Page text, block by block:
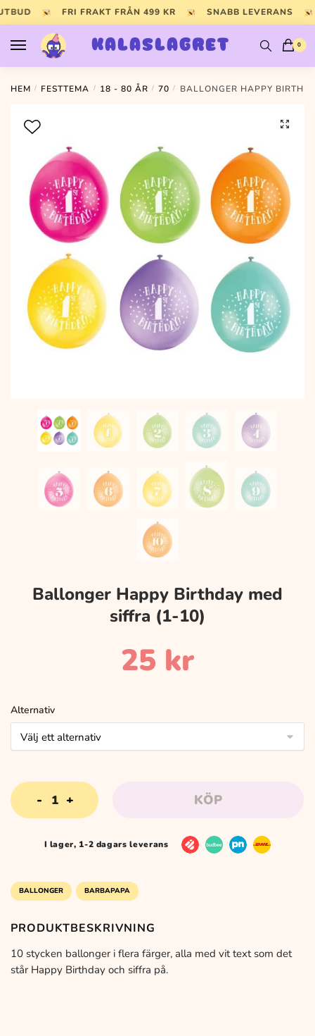
Skip
to
navigation
Skip
to
content
FRI FRAKT FRÅN 499 KR SNABB LEVERANS
KALASLAGRET 0
HEM / FESTTEMA / 18 - 80 ÅR / 70 / BALLONGER HAPPY
🔍
Ballonger Happy Birthday med
siffra (1-10)
25 kr
Alternativ
Happy
med
10)
KÖP
I lager, 1-2 dagars leverans
BALLONGER BARBAPAPA
PRODUKTBESKRIVNING
10 stycken ballonger i flera färger, alla med vit text som det
står Happy Birthday och siffra på.